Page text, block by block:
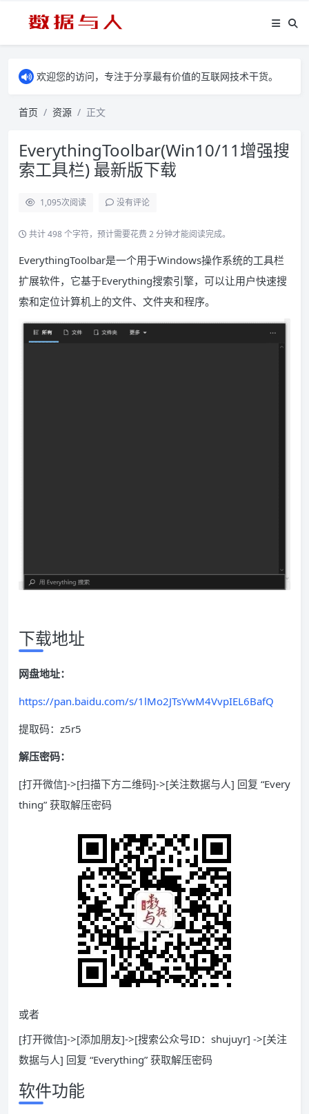
欢迎您的访问，专注于分享最有价值的互联网技术干货。
首页 资源 正文
EverythingToolbar(Win10/11增强搜
索工具栏) 最新版下载
1,095次阅读 没有评论
共计 498 个字符，预计需要花费 2 分钟才能阅读完成。
EverythingToolbar是一个用于Windows操作系统的工具栏
扩展软件，它基于Everything搜索引擎，可以让用户快速搜
索和定位计算机上的文件、文件夹和程序。
下载地址
网盘地址：
https://pan.baidu.com/s/1lMo2JTsYwM4VvpIEL6BafQ
提取码：z5r5
解压密码：
[打开微信]->[扫描下方二维码]->[关注数据与人] 回复 “Every
thing” 获取解压密码
或者
[打开微信]->[添加朋友]->[搜索公众号ID：shujuyr] ->[关注
数据与人] 回复 “Everything” 获取解压密码
软件功能